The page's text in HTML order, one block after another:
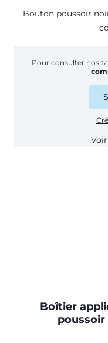
Bouton poussoir
Pour consulter nos
Boîtier